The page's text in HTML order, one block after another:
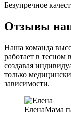
Безупречное
Отзывы
Наша команда
работает в
создавая
только
зависимости.
ЕленаМама